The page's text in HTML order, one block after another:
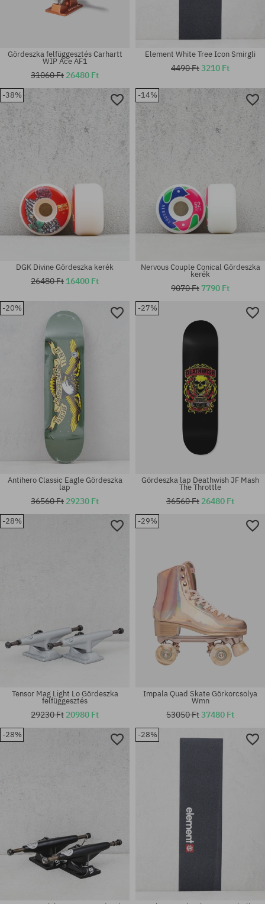
Elérhető méretek:
8.5
Elérhető méretek:
56
Elérhető méretek:
Gördeszka felfüggesztés Carhartt
WIP Ace AF1
31060 Ft 26480 Ft
univerzális méret
Element White Tree Icon Smirgli
4490 Ft3210 Ft
-38%
Elérhető méretek:
DGK Divine Gördeszka kerék
26480 Ft 16400 Ft
-14%
Elérhető méretek:
Nervous Couple Conical Gördeszka
kerék
9070 Ft 7790 Ft
-20%
Elérhető méretek:
Antihero Classic Eagle Gördeszka
lap
36560 Ft 29230 Ft
-27%
Elérhető méretek:
Gördeszka lap Deathwish JF Mash
The Throttle
36560 Ft 26480 Ft
-28%
Tensor Mag Light Lo Gördeszka
felfüggesztés
29230 Ft 20980 Ft
-29%
Impala Quad Skate Görkorcsolya
Wmn
53050 Ft37480 Ft
-28% -28%